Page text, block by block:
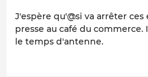
J'espère qu'@si va arrêter
presse au café du commerce.
le temps d'antenne.